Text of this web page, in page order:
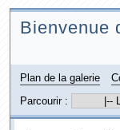
Bienvenue
Plan de la galerie
Parcourir :